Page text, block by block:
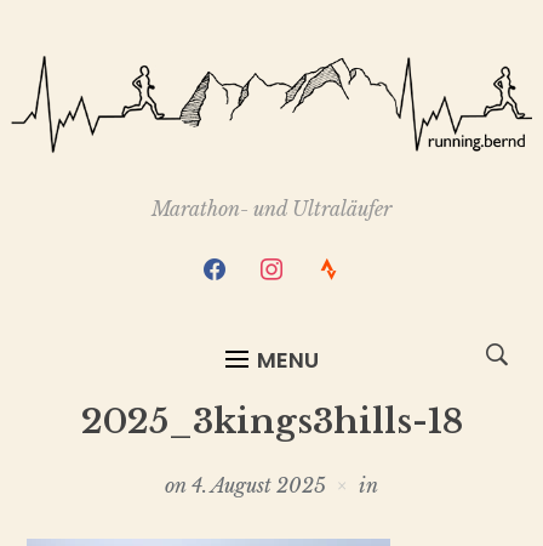
Marathon- und Ultraläufer
facebookinstagram
strava
MENU
2025_3kings3hills-18
on 4. August 2025 in